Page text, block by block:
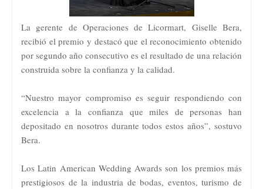
La gerente de Operaciones de Licormart, Giselle Bera,
recibió el premio y destacó que el reconocimiento obtenido
por segundo año consecutivo es el resultado de una relación
construida sobre la confianza y la calidad.
“Nuestro mayor compromiso es seguir respondiendo con
excelencia a la confianza que miles de personas han
depositado en nosotros durante todos estos años”, sostuvo
Bera.
Los Latin American Wedding Awards son los premios más
prestigiosos de la industria de bodas, eventos, turismo de